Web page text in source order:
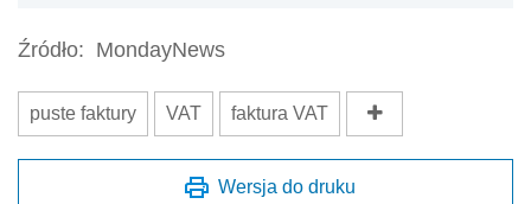
Źródło: MondayNews
puste faktury VAT faktura VAT
Wersja do druku